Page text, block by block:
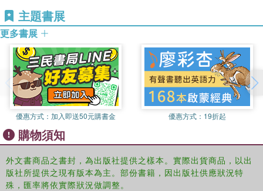
controlled, circulation safety is satisfied, and design
solutions for bridges are determined.
Track-Bridge Interaction on High-Speed Railways
presents the latest research on the interaction between
rail track and bridges, and will be invaluable to civil
engineers involved in the design, construction and
maintenance of high-speed railways and bridges, and to
researchers and graduate and undergraduate engineering
students with an interest in this field.
主題書展
更多書展
優惠方式： 加入即送50元購書金 優惠方式： 19折起
購物須知
外文書商品之書封，為出版社提供之樣本。實際出貨商品，以出
版社所提供之現有版本為主。部份書籍，因出版社供應狀況特
殊，匯率將依實際狀況做調整。